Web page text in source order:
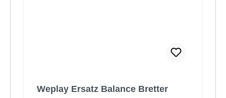
Weplay Ersatz Balance Bretter